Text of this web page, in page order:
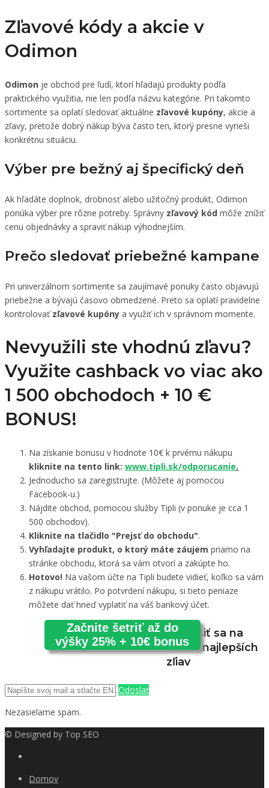
Zľavové kódy a akcie v
Odimon
Odimon je obchod pre ľudí, ktorí hľadajú produkty podľa
praktického využitia, nie len podľa názvu kategórie. Pri takomto
sortimente sa oplatí sledovať aktuálne zľavové kupóny, akcie a
zľavy, pretože dobrý nákup býva často ten, ktorý presne vyrieši
konkrétnu situáciu.
Výber pre bežný aj špecifický deň
Ak hľadáte doplnok, drobnosť alebo užitočný produkt, Odimon
ponúka výber pre rôzne potreby. Správny zľavový kód môže znížiť
cenu objednávky a spraviť nákup výhodnejším.
Prečo sledovať priebežné kampane
Pri univerzálnom sortimente sa zaujímavé ponuky často objavujú
priebežne a bývajú časovo obmedzené. Preto sa oplatí pravidelne
kontrolovaťzľavové kupóny a využiť ich v správnom momente.
Nevyužili ste vhodnú zľavu?
Využite cashback vo viac ako
1 500 obchodoch + 10 €
BONUS!
Na získanie bonusu v hodnote 10€ k prvému nákupu
kliknite na tento link: www.tipli.sk/odporucanie.
Jednoducho sa zaregistrujte. (Môžete aj pomocou
Facebook-u.)
Nájdite obchod, pomocou služby Tipli (v ponuke je cca 1
500 obchodov).
Kliknite na tlačidlo "Prejsť do obchodu".
Vyhľadajte produkt, o ktorý máte záujem priamo na
stránke obchodu, ktorá sa vám otvorí a zakúpte ho.
Hotovo! Na vašom účte na Tipli budete vidieť, koľko sa vám
z nákupu vrátilo. Po potvrdení nákupu, si tieto peniaze
môžete dať hneď vyplatiť na váš bankový účet.
Začnite šetriť až do
výšky 25% + 10€ bonus
Prihlásiť sa na
odber najlepších
zľiav
Odoslať
Nezasielame spam.
© Designed by Top SEO
Domov